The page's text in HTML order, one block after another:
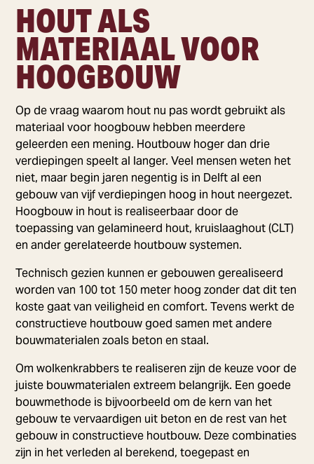
HOUT ALS
MATERIAAL VOOR
HOOGBOUW
Op de vraag waarom hout nu pas wordt gebruikt als
materiaal voor hoogbouw hebben meerdere
geleerden een mening. Houtbouw hoger dan drie
verdiepingen speelt al langer. Veel mensen weten het
niet, maar begin jaren negentig is in Delft al een
gebouw van vijf verdiepingen hoog in hout neergezet.
Hoogbouw in hout is realiseerbaar door de
toepassing van gelamineerd hout, kruislaaghout (CLT)
en ander gerelateerde houtbouw systemen.
Technisch gezien kunnen er gebouwen gerealiseerd
worden van 100 tot 150 meter hoog zonder dat dit ten
koste gaat van veiligheid en comfort. Tevens werkt de
constructieve houtbouw goed samen met andere
bouwmaterialen zoals beton en staal.
Om wolkenkrabbers te realiseren zijn de keuze voor de
juiste bouwmaterialen extreem belangrijk. Een goede
bouwmethode is bijvoorbeeld om de kern van het
gebouw te vervaardigen uit beton en de rest van het
gebouw in constructieve houtbouw. Deze combinaties
zijn in het verleden al berekend, toegepast en